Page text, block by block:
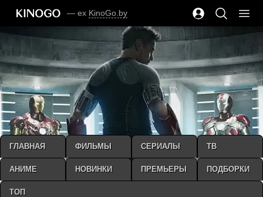
— ex KinoGo.by
ГЛАВНАЯ ФИЛЬМЫ СЕРИАЛЫ ТВ
АНИМЕ НОВИНКИ ПРЕМЬЕРЫ ПОДБОРКИ
ТОП